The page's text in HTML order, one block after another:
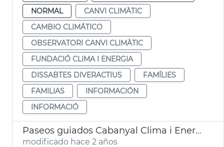
NORMAL
CANVI CLIMÀTIC
CAMBIO CLIMÁTICO
OBSERVATORI CANVI CLIMÀTIC
FUNDACIÓ CLIMA I ENERGIA
DISSABTES DIVERACTIUS
FAMÍLIES
FAMILIAS
INFORMACIÓN
INFORMACIÓ
Paseos guiados Cabanyal Clima i Energia
modificado hace 2 años